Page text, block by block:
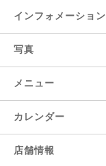
インフォメーション
写真
メニュー
カレンダー
店舗情報